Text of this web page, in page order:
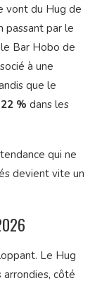
vont du Hug de
passant par le
Bar Hobo de
à une
que le
% dans les
qui ne
devient vite un
Le Hug
côté